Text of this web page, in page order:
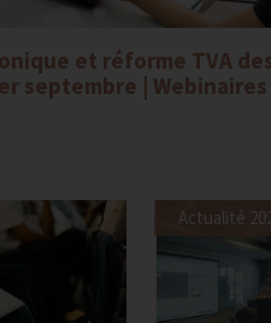
et réforme TVA
septembre | Webinaires
Actualité